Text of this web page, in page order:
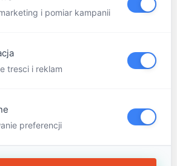
i pomiar kampanii
tresci i reklam
preferencji